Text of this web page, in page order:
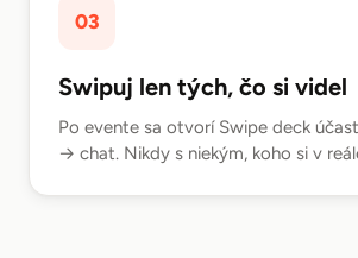
03
Swipuj len tých, čo si videl
Po evente sa otvorí Swipe deck
→ chat. Nikdy s niekým, koho si v